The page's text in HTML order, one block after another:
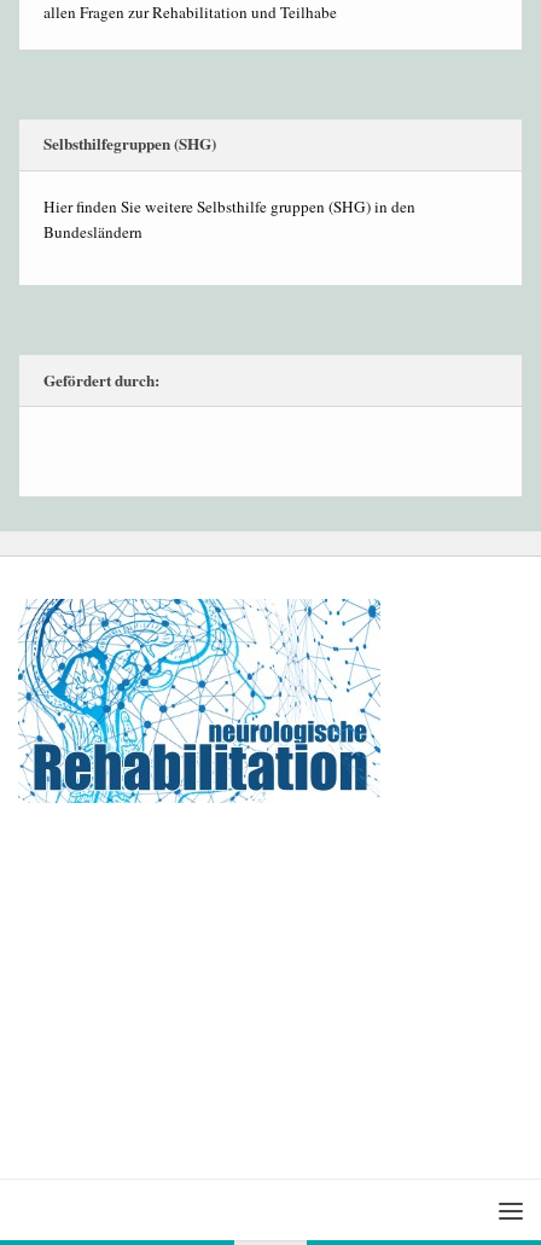
allen Fragen zur Rehabilitation und Teilhabe
Selbsthilfegruppen (SHG)
Hier finden Sie weitere Selbsthilfe gruppen (SHG) in den
Bundesländern
Gefördert durch: